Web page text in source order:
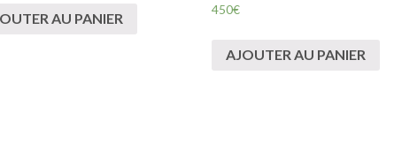
AU PANIER
450€
AJOUTER AU PANIER